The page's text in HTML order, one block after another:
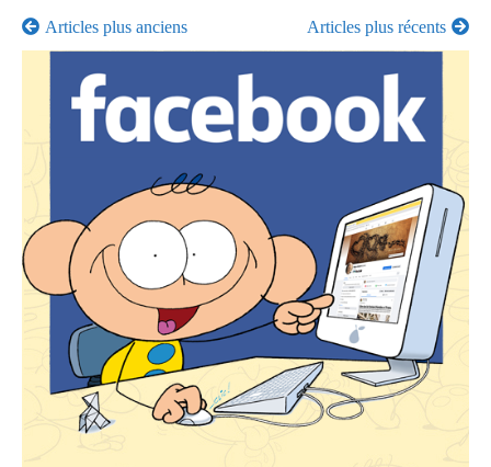
Navigation
des
articles
Articles plus anciens Articles plus récents